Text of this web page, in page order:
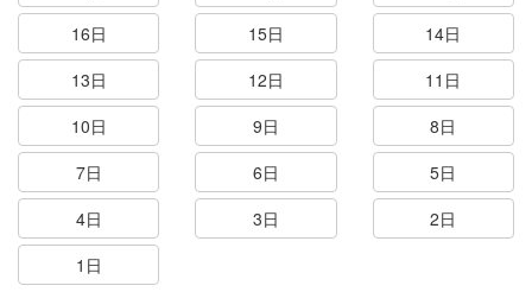
16日
15日
14日
13日
12日
11日
10日
9日
8日
7日
6日
5日
4日
3日
2日
1日